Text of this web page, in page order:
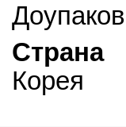
Страна
Корея